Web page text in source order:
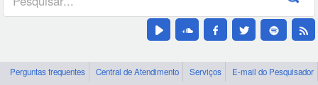
Perguntas frequentes Central de Atendimento Serviços
E-mail do Pesquisador